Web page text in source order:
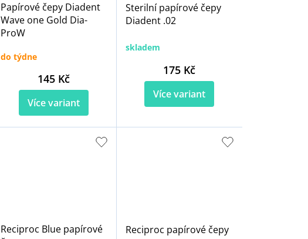
Papírové čepy Diadent
Wave one Gold Dia-
ProW
do týdne
145 Kč
Více variant
Sterilní papírové čepy
Diadent .02
skladem
175 Kč
Více variant
Reciproc Blue papírové
Reciproc papírové čepy